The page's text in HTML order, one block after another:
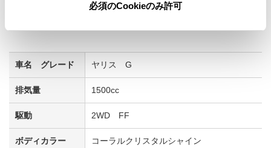
必須のCookieのみ許可
ヤリス G
1500cc
2WD FF
コーラルクリスタルシャイン